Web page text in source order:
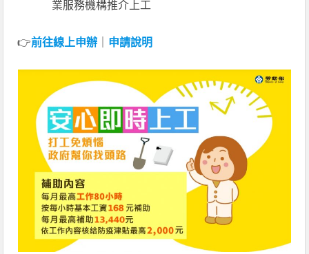
業服務機構推介上工
👉前往線上申辦 申請說明